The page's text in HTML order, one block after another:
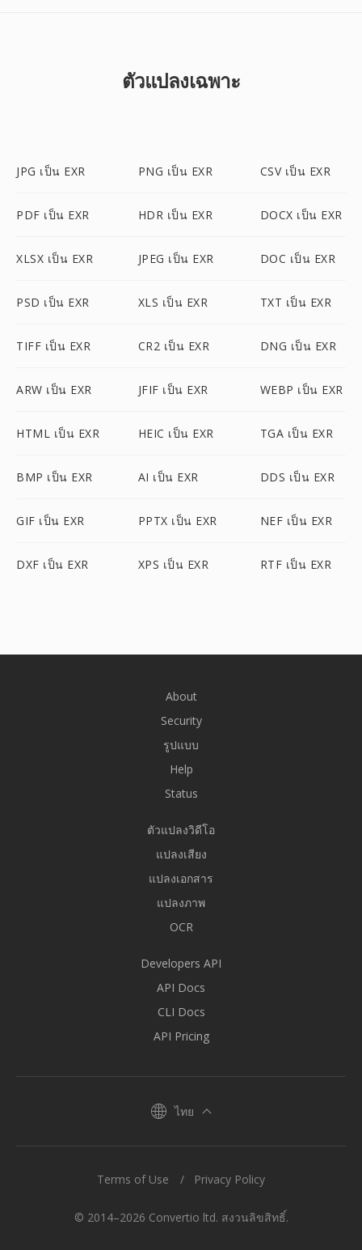
ตัวแปลงเฉพาะ
JPG เป็น EXR PNG เป็น EXR CSV เป็น EXR
PDF เป็น EXR HDR เป็น EXR DOCX เป็น EXR
XLSX เป็น EXR JPEG เป็น EXR DOC เป็น EXR
PSD เป็น EXR XLS เป็น EXR TXT เป็น EXR
TIFF เป็น EXR CR2 เป็น EXR DNG เป็น EXR
ARW เป็น EXR JFIF เป็น EXR WEBP เป็น EXR
HTML เป็น EXR HEIC เป็น EXR TGA เป็น EXR
BMP เป็น EXR AI เป็น EXR DDS เป็น EXR
GIF เป็น EXR PPTX เป็น EXR NEF เป็น EXR
DXF เป็น EXR XPS เป็น EXR RTF เป็น EXR
About
Security
รูปแบบ
Help
Status
ตัวแปลงวิดีโอ
แปลงเสียง
แปลงเอกสาร
แปลงภาพ
OCR
Developers API
API Docs
CLI Docs
API Pricing
ไทย
© 2014–2026 Convertio ltd. สงวนลิขสิทธิ์.
Terms of Use Privacy Policy